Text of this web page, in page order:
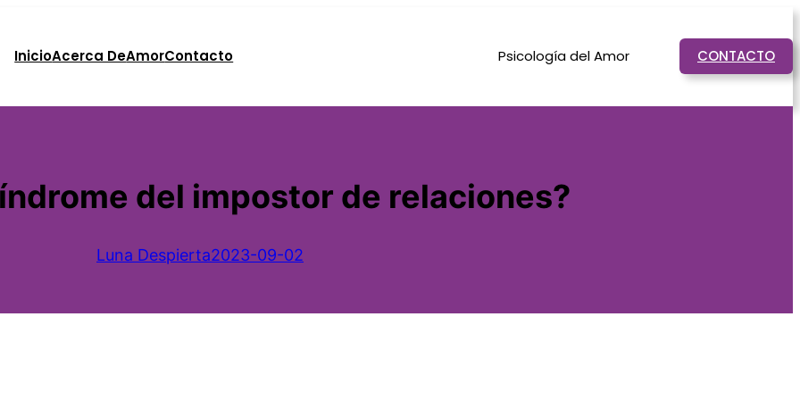
InicioAcerca DeAmorContacto Psicología del Amor CONTACTO
del impostor de relaciones?
Luna Despierta2023-09-02